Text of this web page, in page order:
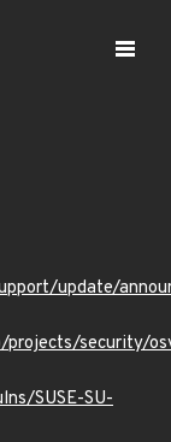
update/
security/
SUSE-SU-